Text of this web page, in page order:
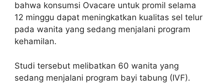
bahwa konsumsi Ovacare untuk promil selama
12 minggu dapat meningkatkan kualitas sel telur
pada wanita yang sedang menjalani program
kehamilan.
Studi tersebut melibatkan 60 wanita yang
sedang menjalani program bayi tabung (IVF).